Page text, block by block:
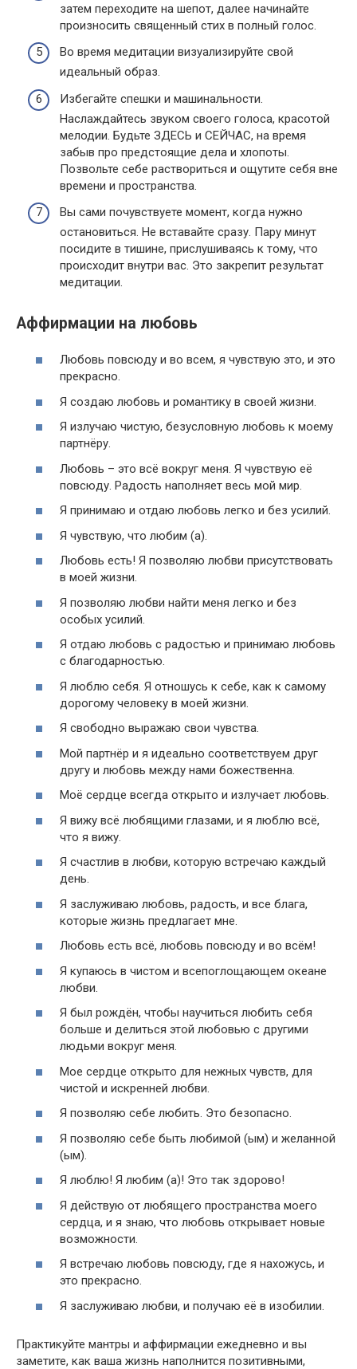
затем переходите на шепот, далее начинайте
произносить священный стих в полный голос.
Во время медитации визуализируйте свой
идеальный образ.
Избегайте спешки и машинальности.
Наслаждайтесь звуком своего голоса, красотой
мелодии. Будьте ЗДЕСЬ и СЕЙЧАС, на время
забыв про предстоящие дела и хлопоты.
Позвольте себе раствориться и ощутите себя вне
времени и пространства.
Вы сами почувствуете момент, когда нужно
остановиться. Не вставайте сразу. Пару минут
посидите в тишине, прислушиваясь к тому, что
происходит внутри вас. Это закрепит результат
медитации.
Аффирмации на любовь
Любовь повсюду и во всем, я чувствую это, и это
прекрасно.
Я создаю любовь и романтику в своей жизни.
Я излучаю чистую, безусловную любовь к моему
партнёру.
Любовь – это всё вокруг меня. Я чувствую её
повсюду. Радость наполняет весь мой мир.
Я принимаю и отдаю любовь легко и без усилий.
Я чувствую, что любим (а).
Любовь есть! Я позволяю любви присутствовать
в моей жизни.
Я позволяю любви найти меня легко и без
особых усилий.
Я отдаю любовь с радостью и принимаю любовь
с благодарностью.
Я люблю себя. Я отношусь к себе, как к самому
дорогому человеку в моей жизни.
Я свободно выражаю свои чувства.
Мой партнёр и я идеально соответствуем друг
другу и любовь между нами божественна.
Моё сердце всегда открыто и излучает любовь.
Я вижу всё любящими глазами, и я люблю всё,
что я вижу.
Я счастлив в любви, которую встречаю каждый
день.
Я заслуживаю любовь, радость, и все блага,
которые жизнь предлагает мне.
Любовь есть всё, любовь повсюду и во всём!
Я купаюсь в чистом и всепоглощающем океане
любви.
Я был рождён, чтобы научиться любить себя
больше и делиться этой любовью с другими
людьми вокруг меня.
Мое сердце открыто для нежных чувств, для
чистой и искренней любви.
Я позволяю себе любить. Это безопасно.
Я позволяю себе быть любимой (ым) и желанной
(ым).
Я люблю! Я любим (а)! Это так здорово!
Я действую от любящего пространства моего
сердца, и я знаю, что любовь открывает новые
возможности.
Я встречаю любовь повсюду, где я нахожусь, и
это прекрасно.
Я заслуживаю любви, и получаю её в изобилии.
Практикуйте мантры и аффирмации ежедневно и вы
заметите, как ваша жизнь наполнится позитивными,